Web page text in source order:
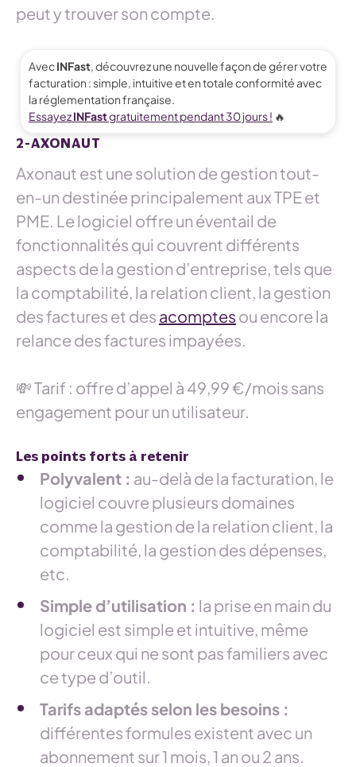
peut y trouver son compte.
AvecINFast, découvrez une nouvelle façon de gérer votre
facturation : simple, intuitive et en totale conformité avec
la réglementation française.
EssayezINFastgratuitement pendant 30 jours ! 🔥
2-AXONAUT
Axonaut est une solution de gestion tout-
en-un destinée principalement aux TPE et
PME. Le logiciel offre un éventail de
fonctionnalités qui couvrent différents
aspects de la gestion d’entreprise, tels que
la comptabilité, la relation client, la gestion
des factures et des acomptes ou encore la
relance des factures impayées.
💸 Tarif : offre d’appel à 49,99 €/mois sans
engagement pour un utilisateur.
Les points forts à retenir
Polyvalent : au-delà de la facturation, le
logiciel couvre plusieurs domaines
comme la gestion de la relation client, la
comptabilité, la gestion des dépenses,
etc.
Simple d’utilisation : la prise en main du
logiciel est simple et intuitive, même
pour ceux qui ne sont pas familiers avec
ce type d’outil.
Tarifs adaptés selon les besoins :
différentes formules existent avec un
abonnement sur 1 mois, 1 an ou 2 ans.